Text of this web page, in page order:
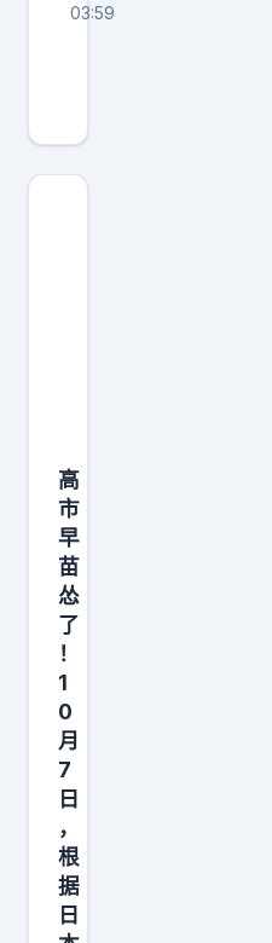
03:59
步
棋
，
趁
着
美
国
政
府
关
闭
，
夜
空
袭
高
市
早
苗
怂
了
！
1
0
月
7
日
，
根
据
日